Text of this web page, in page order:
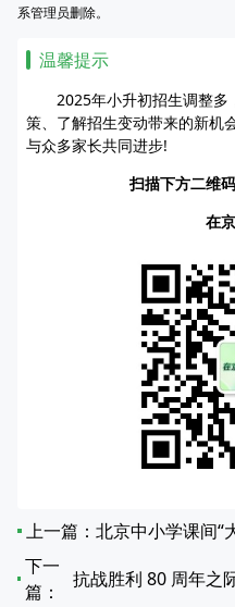
系管理员删除。
温馨提示
2025年小升初招生调整多
策、了解招生变动带来的新机
与众多家长共同进步!
扫描下方二维
在
上一篇： 北京中小学课间“
下一
篇：